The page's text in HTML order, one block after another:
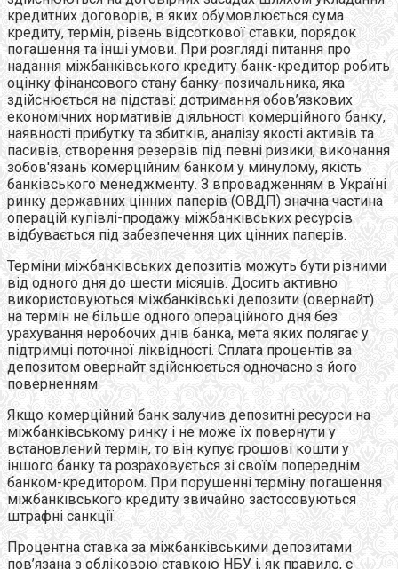
кредитних договорів, в яких обумовлюється сума
кредиту, термін, рівень відсоткової ставки, порядок
погашення та інші умови. При розгляді питання про
надання міжбанківського кредиту банк-кредитор робить
оцінку фінансового стану банку-позичальника, яка
здійснюється на підставі: дотримання обов’язкових
економічних нормативів діяльності комерційного банку,
наявності прибутку та збитків, аналізу якості активів та
пасивів, створення резервів під певні ризики, виконання
зобов'язань комерційним банком у минулому, якість
банківського менеджменту. З впровадженням в Україні
ринку державних цінних паперів (ОВДП) значна частина
операцій купівлі-продажу міжбанківських ресурсів
відбувається під забезпечення цих цінних паперів.
Терміни міжбанківських депозитів можуть бути різними
від одного дня до шести місяців. Досить активно
використовуються міжбанківські депозити (овернайт)
на термін не більше одного операційного дня без
урахування неробочих днів банка, мета яких полягає у
підтримці поточної ліквідності. Сплата процентів за
депозитом овернайт здійснюється одночасно з його
поверненням.
Якщо комерційний банк залучив депозитні ресурси на
міжбанківському ринку і не може їх повернути у
встановлений термін, то він купує грошові кошти у
іншого банку та розраховується зі своїм попереднім
банком-кредитором. При порушенні терміну погашення
міжбанківського кредиту звичайно застосовуються
штрафні санкції.
Процентна ставка за міжбанківськими депозитами
пов’язана з обліковою ставкою НБУ і, як правило, є